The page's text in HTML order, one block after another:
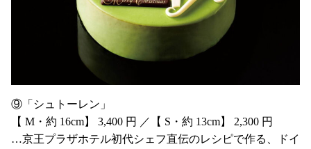
⑨「シュトーレン」
【 M・約 16cm】 3,400 円 ／【 S・約 13cm】 2,300 円
…京王プラザホテル初代シェフ直伝のレシピで作る、ドイ